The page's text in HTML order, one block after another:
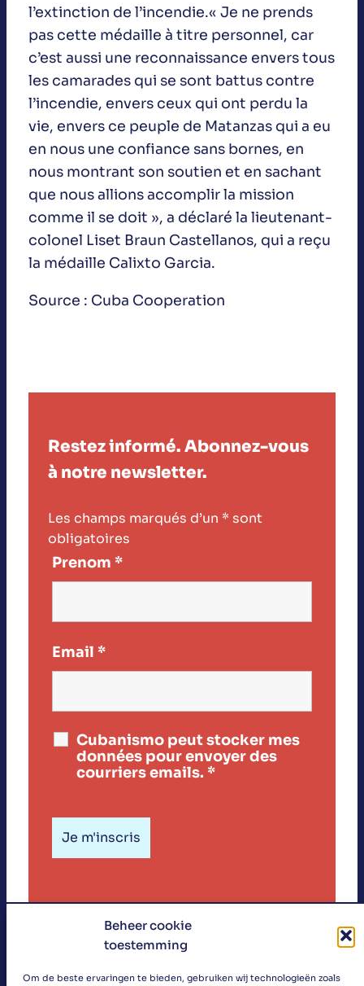
Beheer cookie
toestemming
Om de beste ervaringen te bieden, gebruiken wij technologieën zoals
l’extinction de l’incendie.« Je ne prends
pas cette médaille à titre personnel, car
c’est aussi une reconnaissance envers tous
les camarades qui se sont battus contre
l’incendie, envers ceux qui ont perdu la
vie, envers ce peuple de Matanzas qui a eu
en nous une confiance sans bornes, en
nous montrant son soutien et en sachant
que nous allions accomplir la mission
comme il se doit », a déclaré la lieutenant-
colonel Liset Braun Castellanos, qui a reçu
la médaille Calixto Garcia.
Source : Cuba Cooperation
Restez informé. Abonnez-vous
à notre newsletter.
Les champs marqués d’un * sont
obligatoires
Prenom *
Email *
Cubanismo peut stocker mes
données pour envoyer des
courriers emails. *